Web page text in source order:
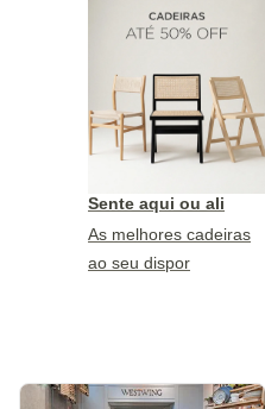
Sente aqui ou ali
As melhores cadeiras
ao seu dispor